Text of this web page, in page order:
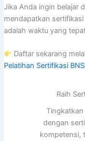
Jika Anda ingin belajar
mendapatkan
adalah waktu yang
Daftar sekarang
Pelatihan Sertifikasi
Raih
dengan
kompetensi,